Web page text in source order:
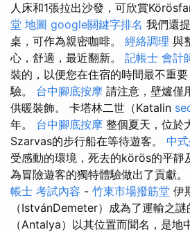
人床和1張拉出沙發，可欣賞
堂 地圖 google關鍵字排名 我們還
桌，可作為親密咖啡。 經絡調理 與
心，舒適，最近翻新。 記帳士 會計
裝的，以便您在住宿的時間最不重
驗。 台中腳底按摩 請注意，壁爐僅
供暖裝飾。 卡塔林二世（Katalin
年。 台中腳底按摩 整個夏天，位於
Szarvas的步行船在等待遊客。 中
受感動的環境，死去的körös的平靜
為冒險遊客的獨特體驗做出了貢獻。
帳士 考試內容 - 竹東市場撥筋堂 伊
（IstvánDemeter）成為了運輸之
（Antalya）以其位置而聞名，是地